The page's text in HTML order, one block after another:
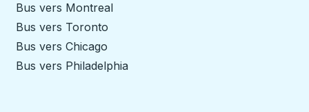
Bus vers Montreal
Bus vers Toronto
Bus vers Chicago
Bus vers Philadelphia